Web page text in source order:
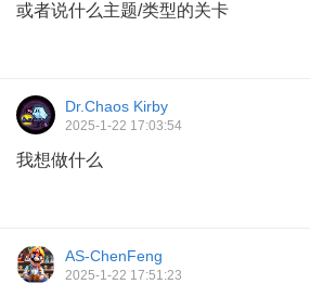
或者说什么主题/类型的关卡
Dr.Chaos Kirby
2025-1-22 17:03:54
我想做什么
AS-ChenFeng
2025-1-22 17:51:23